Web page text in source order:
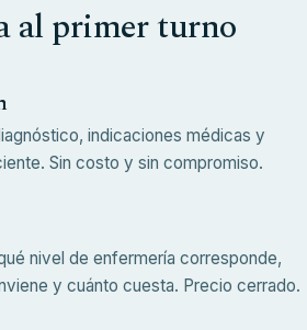
al primer turno
indicaciones médicas y
Sin costo y sin compromiso.
nivel de enfermería corresponde,
y cuánto cuesta. Precio cerrado.